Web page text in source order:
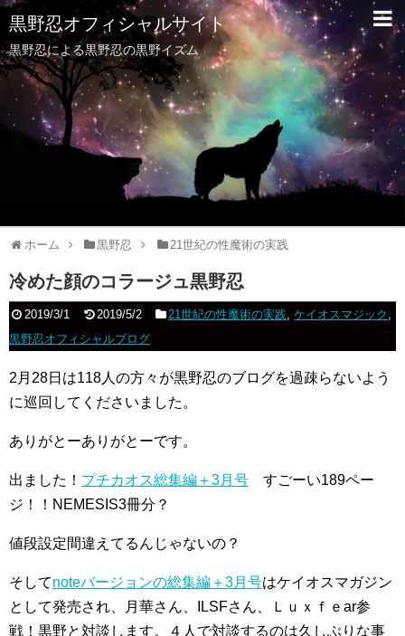
黒野忍オフィシャルサイト
黒野忍による黒野忍の黒野イズム
ホーム 黒野忍 21世紀の性魔術の実践
冷めた顔のコラージュ黒野忍
2019/3/1 2019/5/2 21世紀の性魔術の実践,ケイオスマジック ,
黒野忍オフィシャルブログ
2月28日は118人の方々が黒野忍のブログを過疎らないよう
に巡回してくださいました。
ありがとーありがとーです。
出ました！ プチカオス総集編＋3月号 すごーい189ペー
ジ！！NEMESIS3冊分？
値段設定間違えてるんじゃないの？
そしてnoteバージョンの総集編＋3月号はケイオスマガジン
として発売され、月華さん、ILSFさん、Ｌｕｘｆｅar参
戦！黒野と対談します。４人で対談するのは久しぶりな事